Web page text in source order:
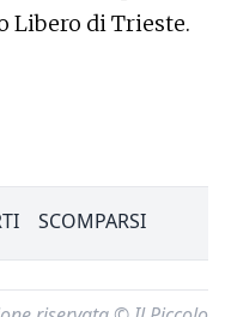
Libero di Trieste.
SCOMPARSI